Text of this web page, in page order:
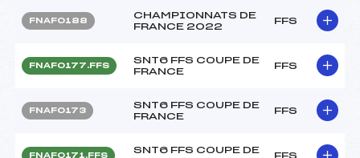
FNAF0188
CHAMPIONNATS DE
FRANCE 2022
FFS
FNAF0177.FFS
SNT6 FFS COUPE DE
FRANCE
FFS
FNAF0173
SNT6 FFS COUPE DE
FRANCE
FFS
FNAF0171.FFS
SNT6 FFS COUPE DE
FFS